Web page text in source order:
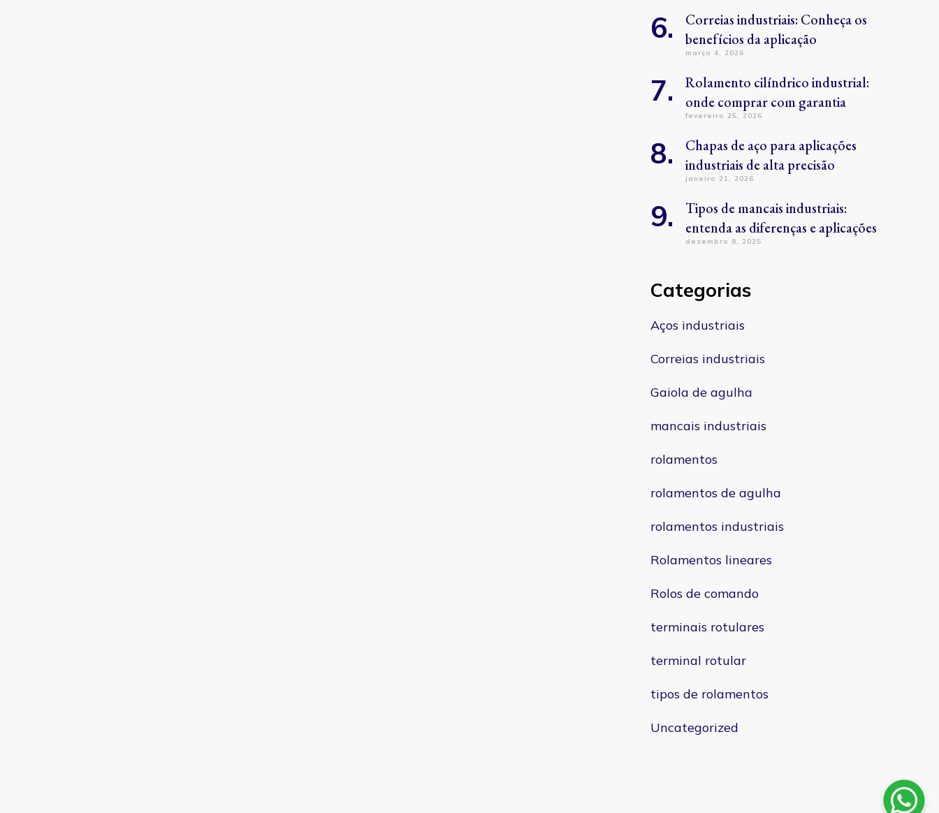
Correias industriais: Conheça os
benefícios da aplicação
março 4, 2026
Rolamento cilíndrico industrial:
onde comprar com garantia
fevereiro 25, 2026
Chapas de aço para aplicações
industriais de alta precisão
janeiro 21, 2026
Tipos de mancais industriais:
entenda as diferenças e aplicações
dezembro 8, 2025
Categorias
Aços industriais
Correias industriais
Gaiola de agulha
mancais industriais
rolamentos
rolamentos de agulha
rolamentos industriais
Rolamentos lineares
Rolos de comando
terminais rotulares
terminal rotular
tipos de rolamentos
Uncategorized